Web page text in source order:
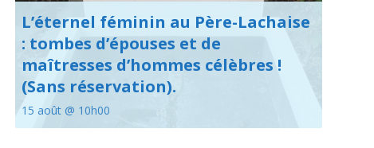
L’éternel féminin au Père-Lachaise
: tombes d’épouses et de
maîtresses d’hommes célèbres !
(Sans réservation).
15 août @ 10h00